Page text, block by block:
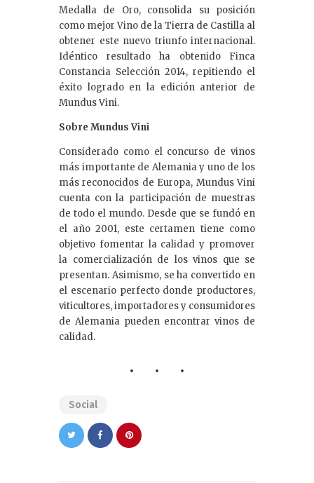
Medalla de Oro, consolida su posición
como mejor Vino de la Tierra de Castilla al
obtener este nuevo triunfo internacional.
Idéntico resultado ha obtenido Finca
Constancia Selección 2014, repitiendo el
éxito logrado en la edición anterior de
Mundus Vini.
Sobre Mundus Vini
Considerado como el concurso de vinos
más importante de Alemania y uno de los
más reconocidos de Europa, Mundus Vini
cuenta con la participación de muestras
de todo el mundo. Desde que se fundó en
el año 2001, este certamen tiene como
objetivo fomentar la calidad y promover
la comercialización de los vinos que se
presentan. Asimismo, se ha convertido en
el escenario perfecto donde productores,
viticultores, importadores y consumidores
de Alemania pueden encontrar vinos de
calidad.
Social